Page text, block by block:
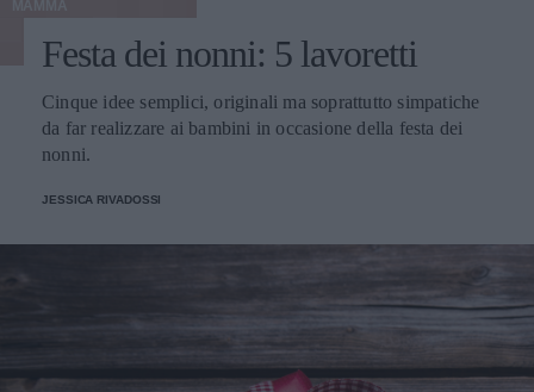
Festa dei nonni: 5 lavoretti
Cinque idee semplici, originali ma soprattutto simpatiche
da far realizzare ai bambini in occasione della festa dei
nonni.
JESSICA RIVADOSSI